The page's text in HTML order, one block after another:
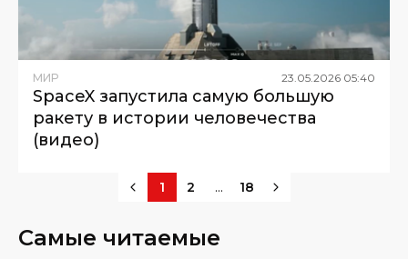
МИР 23.05.2026 05:40
SpaceX запустила самую большую
ракету в истории человечества
(видео)
1 2 ... 18
Самые читаемые